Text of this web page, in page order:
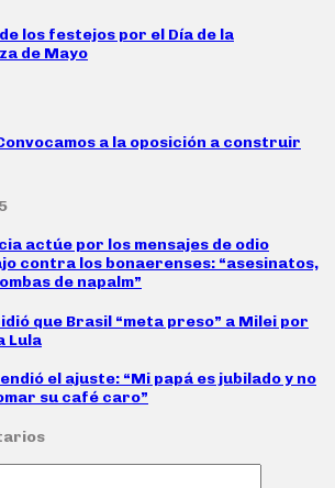
los festejos por el Día de la
de Mayo
a la oposición a construir
actúe por los mensajes de odio
contra los bonaerenses: “asesinatos,
de napalm”
que Brasil “meta preso” a Milei por
Lula
el ajuste: “Mi papá es jubilado y no
su café caro”